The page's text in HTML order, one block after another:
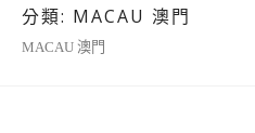
分類: MACAU 澳門
MACAU 澳門